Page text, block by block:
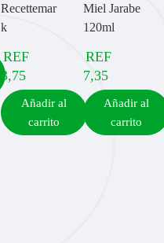
Recettemar
k
REF
3,75
Añadir al
carrito
Miel Jarabe
120ml
REF
7,35
Añadir al
carrito